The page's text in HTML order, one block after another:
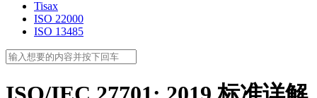
Tisax
ISO 22000
ISO 13485